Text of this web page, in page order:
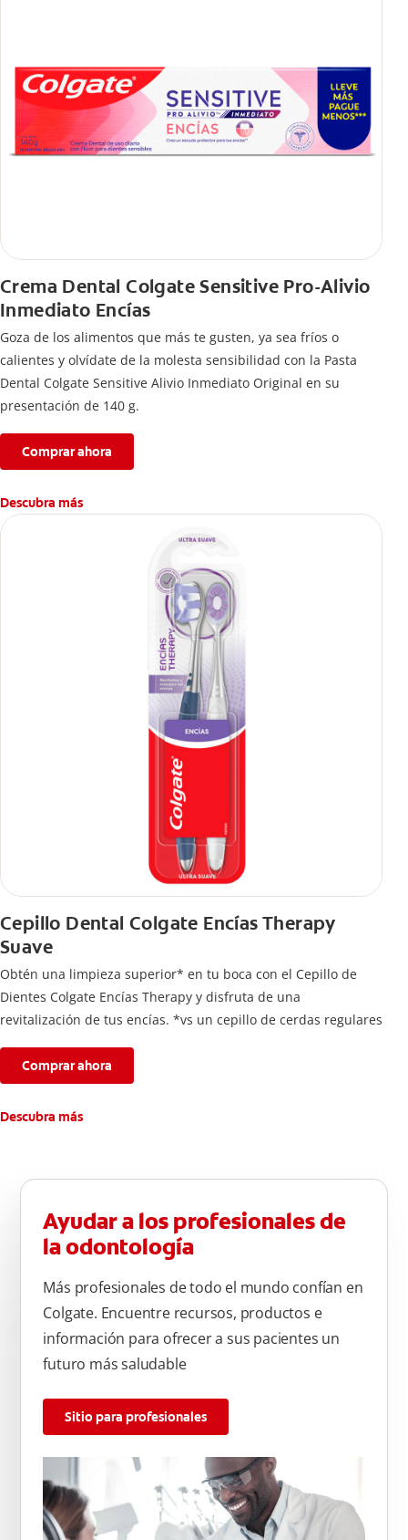
Crema Dental Colgate Sensitive Pro-Alivio
Inmediato Encías
Goza de los alimentos que más te gusten, ya sea fríos o
calientes y olvídate de la molesta sensibilidad con la Pasta
Dental Colgate Sensitive Alivio Inmediato Original en su
presentación de 140 g.
Comprar ahora
Descubra más
Cepillo Dental Colgate Encías Therapy
Suave
Obtén una limpieza superior* en tu boca con el Cepillo de
Dientes Colgate Encías Therapy y disfruta de una
revitalización de tus encías. *vs un cepillo de cerdas regulares
Comprar ahora
Descubra más
Ayudar a los profesionales de
la odontología
Más profesionales de todo el mundo confían en
Colgate. Encuentre recursos, productos e
información para ofrecer a sus pacientes un
futuro más saludable
Sitio para profesionales